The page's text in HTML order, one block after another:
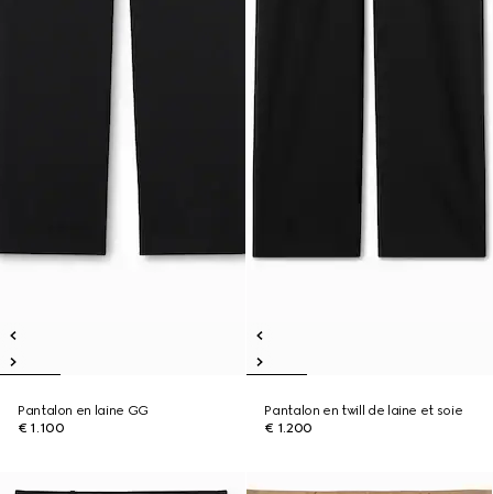
Pantalon en laine GG
€ 1.100
Pantalon en twill de laine et soie
€ 1.200